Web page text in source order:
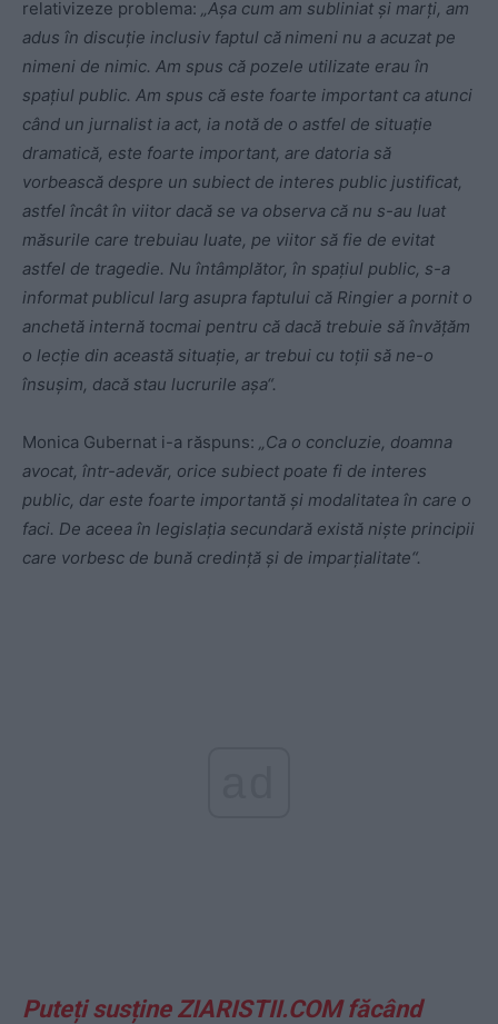
relativizeze problema: „Aşa cum am subliniat şi marţi, am
adus în discuţie inclusiv faptul cănimeni nu a acuzat pe
nimeni de nimic. Am spus că pozele utilizate erau în
spaţiul public. Am spus că este foarte important ca atunci
când un jurnalist ia act, ia notă de o astfel de situaţie
dramatică, este foarte important, are datoria să
vorbească despre un subiect de interes public justificat,
astfel încât în viitor dacă se va observa că nu s-au luat
măsurile care trebuiau luate, pe viitor să fie de evitat
astfel de tragedie. Nu întâmplător, în spaţiul public, s-a
informat publicul larg asupra faptului că Ringier a pornit o
anchetă internă tocmai pentru că dacă trebuie să învăţăm
o lecţie din această situaţie, ar trebui cu toţii să ne-o
însuşim, dacă stau lucrurile aşa“.
Monica Gubernat i-a răspuns: „Ca o concluzie, doamna
avocat, într-adevăr, orice subiect poate fi de interes
public, dar este foarte importantă şi modalitatea în care o
faci. De aceea în legislaţia secundară există nişte principii
care vorbesc de bună credinţă şi de imparţialitate“.
Puteți susține ZIARISTII.COM făcând